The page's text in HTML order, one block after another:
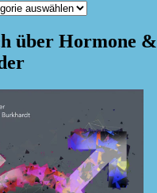
über Hormone &